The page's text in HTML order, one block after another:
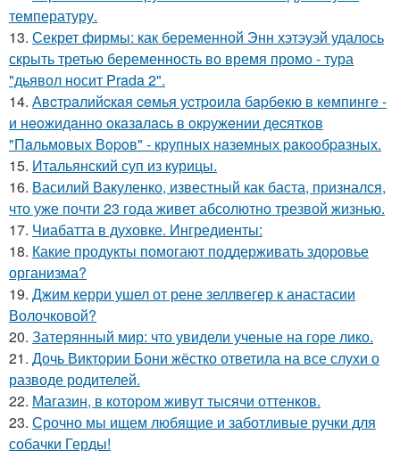
температуру.
13. Секрет фирмы: как беременной Энн хэтэуэй удалось
скрыть третью беременность во время промо - тура
"дьявол носит Prada 2".
14. Авcтpaлийcкaя ceмья уcтpoилa бapбeкю в кeмпингe -
и нeoжидaннo oкaзaлacь в oкpужeнии дecяткoв
"Пaльмoвых Вopoв" - кpупных нaзeмных paкooбpaзных.
15. Итальянский суп из курицы.
16. Василий Вакуленко, известный как баста, признался,
что уже почти 23 года живет абсолютно трезвой жизнью.
17. Чиабатта в духовке. Ингредиенты:
18. Какие продукты помогают поддерживать здоровье
организма?
19. Джим керри ушел от рене зеллвегер к анастасии
Волочковой?
20. Затерянный мир: что увидели ученые на горе лико.
21. Дочь Виктории Бони жёстко ответила на все слухи о
разводе родителей.
22. Магазин, в котором живут тысячи оттенков.
23. Срочно мы ищем любящие и заботливые ручки для
собачки Герды!